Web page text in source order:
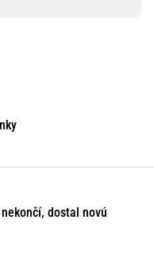
dostal novú